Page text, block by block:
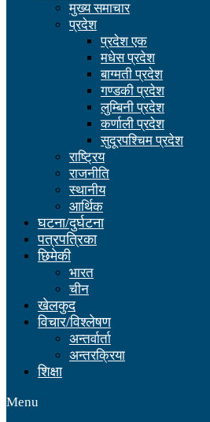
मुख्य समाचार
प्रदेश
प्रदेश एक
मधेस प्रदेश
बाग्मती प्रदेश
गण्डकी प्रदेश
लुम्बिनी प्रदेश
कर्णाली प्रदेश
सुदूरपश्चिम प्रदेश
राष्ट्रिय
राजनीति
स्थानीय
आर्थिक
घटना/दुर्घटना
पत्रपत्रिका
छिमेकी
भारत
चीन
खेलकुद
विचार/विश्लेषण
अन्तर्वार्ता
अन्तरक्रिया
शिक्षा
Menu